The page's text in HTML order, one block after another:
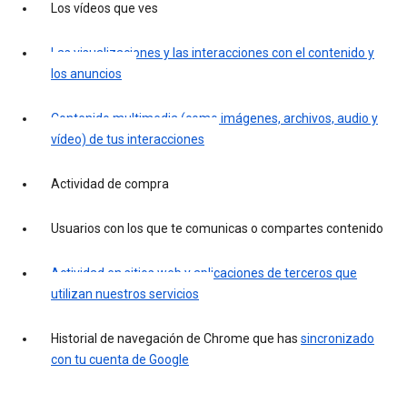
Los vídeos que ves
Las visualizaciones y las interacciones con el contenido y
los anuncios
Contenido multimedia (como imágenes, archivos, audio y
vídeo) de tus interacciones
Actividad de compra
Usuarios con los que te comunicas o compartes contenido
Actividad en sitios web y aplicaciones de terceros que
utilizan nuestros servicios
Historial de navegación de Chrome que has sincronizado
con tu cuenta de Google